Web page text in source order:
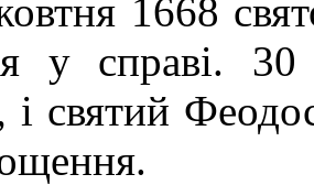
1668
у справі.
і святий